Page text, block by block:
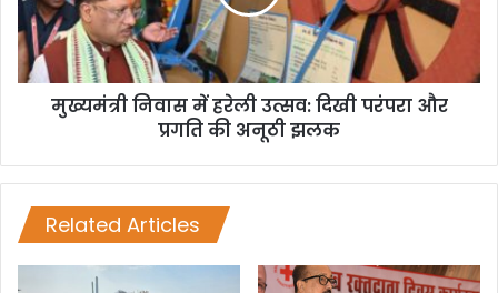
मुख्यमंत्री निवास में हरेली उत्सव: दिखी परंपरा और
प्रगति की अनूठी झलक
Related Articles